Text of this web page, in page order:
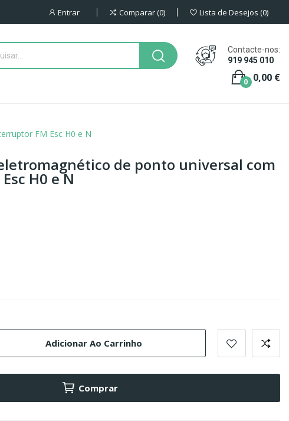
Entrar Comparar 0 Lista de Desejos 0
Contacte-nos:
919 945 010
0,00 €
0
FM Esc H0 e N
de ponto universal com
H0 e N
Adicionar Ao Carrinho
Comprar